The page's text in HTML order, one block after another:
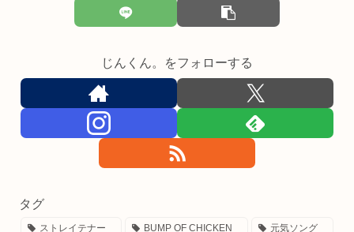
じんくん。をフォローする
タグ
ストレイテナー BUMP OF CHICKEN 元気ソング